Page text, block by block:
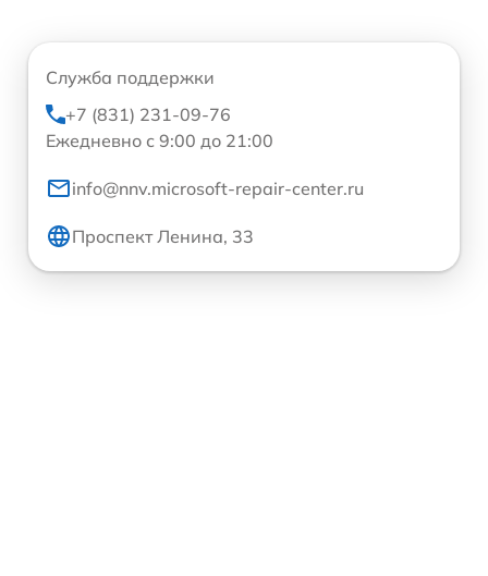
Служба поддержки
+7 (831) 231-09-76
Ежедневно с 9:00 до 21:00
info@nnv.microsoft-repair-center.ru
Проспект Ленина, 33